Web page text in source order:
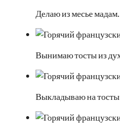
Делаю из месье
Вынимаю тосты из
Выкладываю на